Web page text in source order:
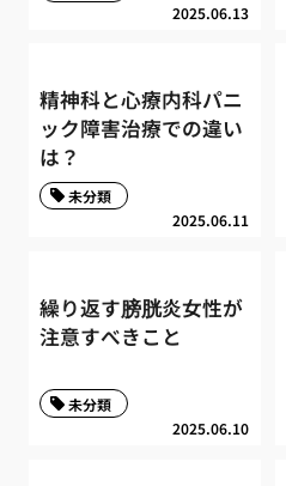
2025.06.13
精神科と心療内科パニ
ック障害治療での違い
は？
2025.06.11
未分類
繰り返す膀胱炎女性が
注意すべきこと
2025.06.10
未分類